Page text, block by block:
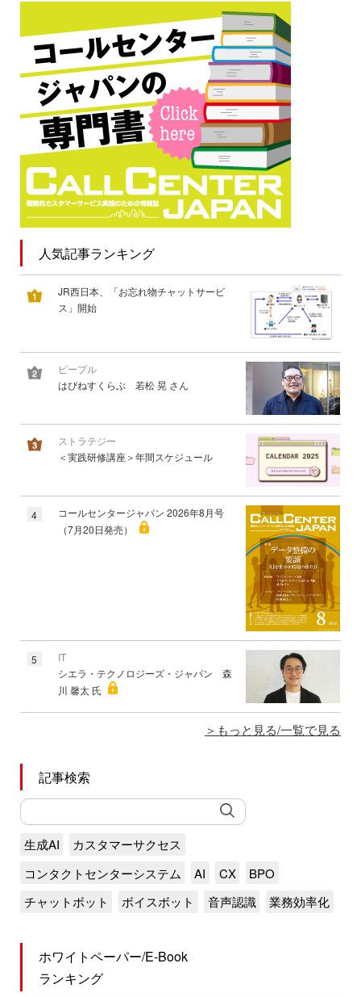
人気記事ランキング
JR西日本、「お忘れ物チャットサービ
ス」開始
ピープル
はぴねすくらぶ 若松 晃 さん
ストラテジー
＜実践研修講座＞年間スケジュール
4
コールセンタージャパン 2026年8月号
（7月20日発売）
5
IT
シエラ・テクノロジーズ・ジャパン 森
川 馨太 氏
もっと見る/一覧で見る
記事検索
生成AI
カスタマーサクセス
コンタクトセンターシステム
AI CX
BPO
チャットボット
ボイスボット 音声認識 業務効率化
ホワイトペーパー/E-Book
ランキング